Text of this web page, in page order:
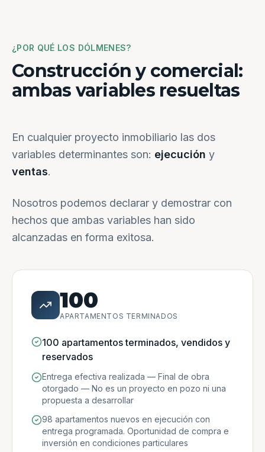
¿POR QUÉ LOS DÓLMENES?
Construcción y comercial:
ambas variables resueltas
En cualquier proyecto inmobiliario las dos
variables determinantes son: ejecución y
ventas.
Nosotros podemos declarar y demostrar con
hechos que ambas variables han sido
alcanzadas en forma exitosa.
100
APARTAMENTOS TERMINADOS
100 apartamentos terminados, vendidos y
reservados
Entrega efectiva realizada — Final de obra
otorgado — No es un proyecto en pozo ni una
propuesta a desarrollar
98 apartamentos nuevos en ejecución con
entrega programada. Oportunidad de compra e
inversión en condiciones particulares